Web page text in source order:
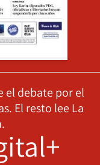
el debate por el
El resto lee La